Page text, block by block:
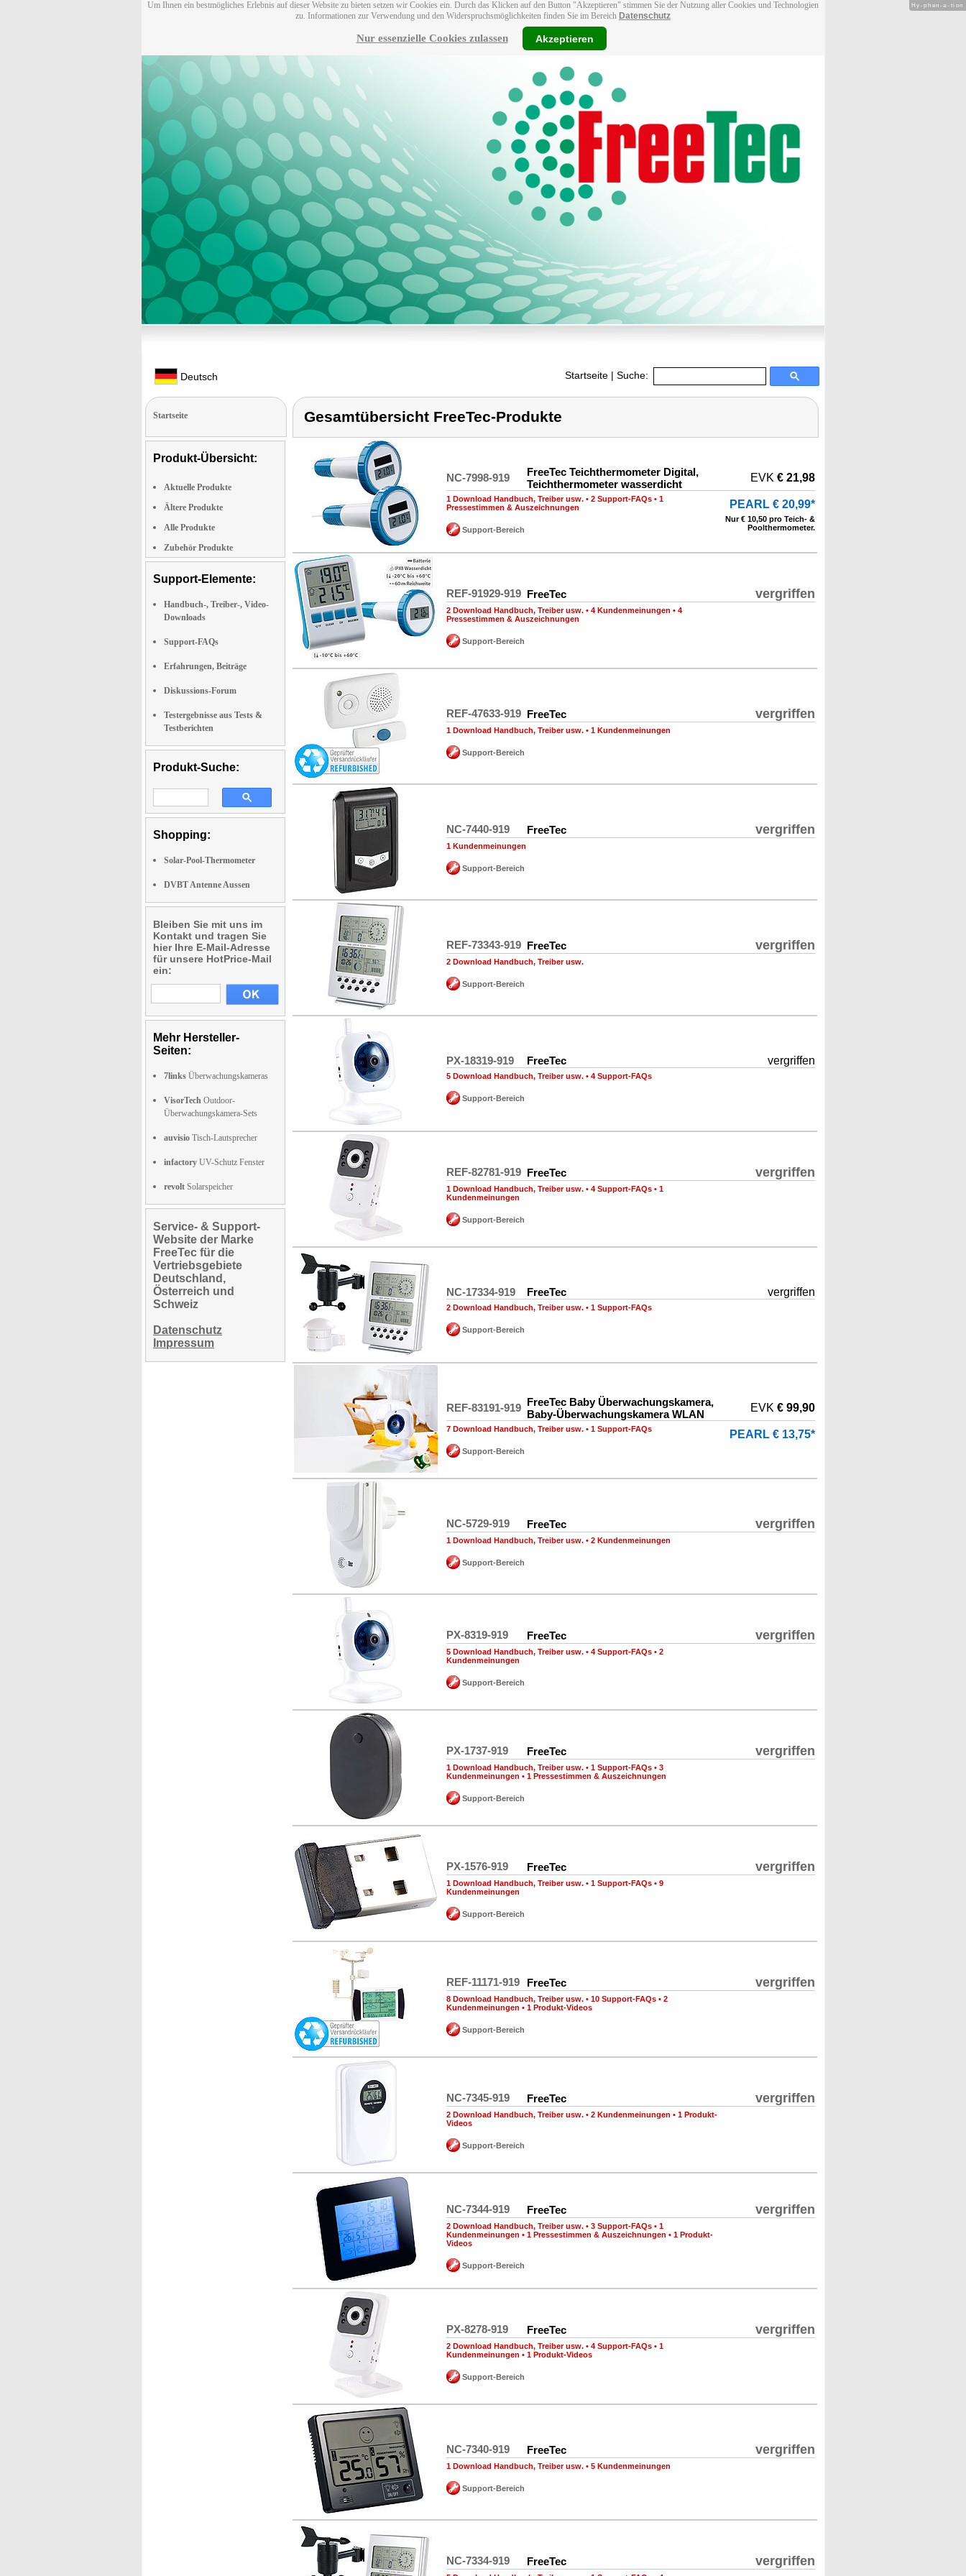
Um Ihnen ein bestmögliches Erlebnis auf dieser Website zu bieten setzen wir Cookies ein. Durch das Klicken auf den Button "Akzeptieren" stimmen Sie der Nutzung aller Cookies und Technologien
zu. Informationen zur Verwendung und den Widerspruchsmöglichkeiten finden Sie im Bereich Datenschutz
Nur essenzielle Cookies zulassen Akzeptieren
Deutsch Startseite | Suche:
Startseite
Produkt-Übersicht:
Aktuelle Produkte
Ältere Produkte
Alle Produkte
Zubehör Produkte
Support-Elemente:
Handbuch-, Treiber-, Video-
Downloads
Support-FAQs
Erfahrungen, Beiträge
Diskussions-Forum
Testergebnisse aus Tests &
Testberichten
Produkt-Suche:
Shopping:
Solar-Pool-Thermometer
DVBT Antenne Aussen
Bleiben Sie mit uns im
Kontakt und tragen Sie
hier Ihre E-Mail-Adresse
für unsere HotPrice-Mail
ein:
Mehr Hersteller-
Seiten:
7links Überwachungskameras
VisorTech Outdoor-
Überwachungskamera-Sets
auvisio Tisch-Lautsprecher
infactory UV-Schutz Fenster
revolt Solarspeicher
Service- & Support-
Website der Marke
FreeTec für die
Vertriebsgebiete
Deutschland,
Österreich und
Schweiz
Datenschutz
Impressum
Gesamtübersicht FreeTec-Produkte
NC-7998-919
FreeTec Teichthermometer Digital,
Teichthermometer wasserdicht
EVK € 21,98
1 Download Handbuch, Treiber usw. • 2 Support-FAQs • 1
Pressestimmen & Auszeichnungen
Support-Bereich
PEARL € 20,99*
Nur € 10,50 pro Teich- &
Poolthermometer.
REF-91929-919 FreeTec vergriffen
2 Download Handbuch, Treiber usw. • 4 Kundenmeinungen • 4
Pressestimmen & Auszeichnungen
Support-Bereich
REF-47633-919 FreeTec vergriffen
1 Download Handbuch, Treiber usw. • 1 Kundenmeinungen
Support-Bereich
NC-7440-919 FreeTec vergriffen
1 Kundenmeinungen
Support-Bereich
REF-73343-919 FreeTec vergriffen
2 Download Handbuch, Treiber usw.
Support-Bereich
PX-18319-919 FreeTec vergriffen
5 Download Handbuch, Treiber usw. • 4 Support-FAQs
Support-Bereich
REF-82781-919 FreeTec vergriffen
1 Download Handbuch, Treiber usw. • 4 Support-FAQs • 1
Kundenmeinungen
Support-Bereich
NC-17334-919 FreeTec vergriffen
2 Download Handbuch, Treiber usw. • 1 Support-FAQs
Support-Bereich
REF-83191-919 FreeTec Baby Überwachungskamera,
Baby-Überwachungskamera WLAN
EVK € 99,90
7 Download Handbuch, Treiber usw. • 1 Support-FAQs
Support-Bereich
PEARL € 13,75*
NC-5729-919 FreeTec vergriffen
1 Download Handbuch, Treiber usw. • 2 Kundenmeinungen
Support-Bereich
PX-8319-919 FreeTec vergriffen
5 Download Handbuch, Treiber usw. • 4 Support-FAQs • 2
Kundenmeinungen
Support-Bereich
PX-1737-919 FreeTec vergriffen
1 Download Handbuch, Treiber usw. • 1 Support-FAQs • 3
Kundenmeinungen • 1 Pressestimmen & Auszeichnungen
Support-Bereich
PX-1576-919 FreeTec vergriffen
1 Download Handbuch, Treiber usw. • 1 Support-FAQs • 9
Kundenmeinungen
Support-Bereich
REF-11171-919 FreeTec vergriffen
8 Download Handbuch, Treiber usw. • 10 Support-FAQs • 2
Kundenmeinungen • 1 Produkt-Videos
Support-Bereich
NC-7345-919 FreeTec vergriffen
2 Download Handbuch, Treiber usw. • 2 Kundenmeinungen • 1 Produkt-
Videos
Support-Bereich
NC-7344-919 FreeTec vergriffen
2 Download Handbuch, Treiber usw. • 3 Support-FAQs • 1
Kundenmeinungen • 1 Pressestimmen & Auszeichnungen • 1 Produkt-
Videos
Support-Bereich
PX-8278-919 FreeTec vergriffen
2 Download Handbuch, Treiber usw. • 4 Support-FAQs • 1
Kundenmeinungen • 1 Produkt-Videos
Support-Bereich
NC-7340-919 FreeTec vergriffen
1 Download Handbuch, Treiber usw. • 5 Kundenmeinungen
Support-Bereich
NC-7334-919 FreeTec vergriffen
Hy-phen-a-tion